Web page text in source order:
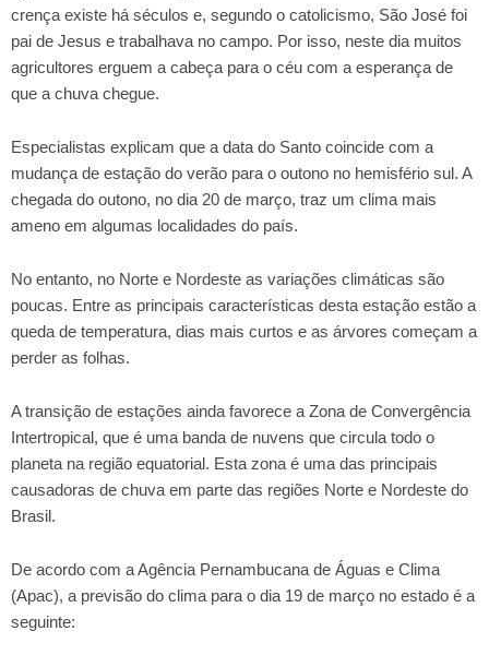
crença existe há séculos e, segundo o catolicismo, São José foi
pai de Jesus e trabalhava no campo. Por isso, neste dia muitos
agricultores erguem a cabeça para o céu com a esperança de
que a chuva chegue.
Especialistas explicam que a data do Santo coincide com a
mudança de estação do verão para o outono no hemisfério sul. A
chegada do outono, no dia 20 de março, traz um clima mais
ameno em algumas localidades do país.
No entanto, no Norte e Nordeste as variações climáticas são
poucas. Entre as principais características desta estação estão a
queda de temperatura, dias mais curtos e as árvores começam a
perder as folhas.
A transição de estações ainda favorece a Zona de Convergência
Intertropical, que é uma banda de nuvens que circula todo o
planeta na região equatorial. Esta zona é uma das principais
causadoras de chuva em parte das regiões Norte e Nordeste do
Brasil.
De acordo com a Agência Pernambucana de Águas e Clima
(Apac), a previsão do clima para o dia 19 de março no estado é a
seguinte: